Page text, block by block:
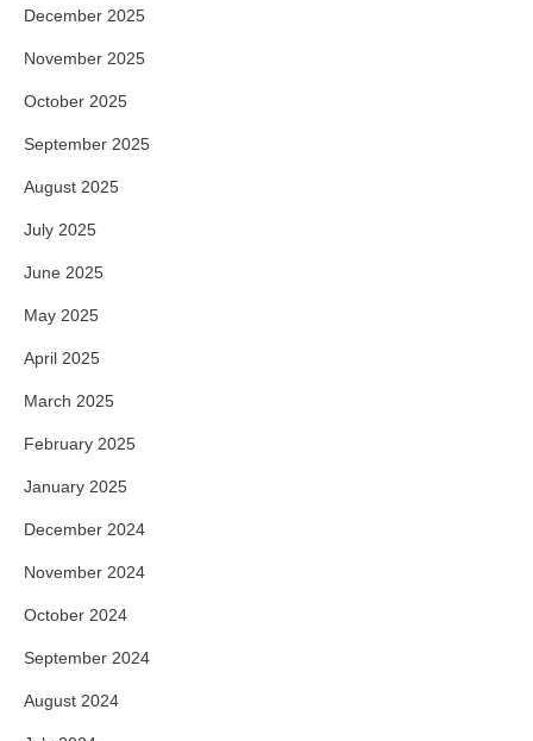
December 2025
November 2025
October 2025
September 2025
August 2025
July 2025
June 2025
May 2025
April 2025
March 2025
February 2025
January 2025
December 2024
November 2024
October 2024
September 2024
August 2024